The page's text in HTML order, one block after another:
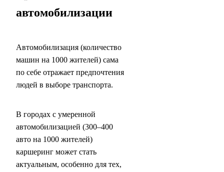
автомобилизации
Автомобилизация (количество
машин на 1000 жителей) сама
по себе отражает предпочтения
людей в выборе транспорта.
В городах с умеренной
автомобилизацией (300–400
авто на 1000 жителей)
каршеринг может стать
актуальным, особенно для тех,